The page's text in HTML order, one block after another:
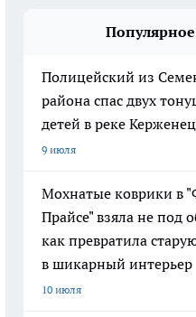
Популярное
Полицейский из
района спас двух
детей в реке Керженец
9 июля
Мохнатые коврики в
Прайсе" взяла не под
как превратила
в шикарный интерьер
10 июля